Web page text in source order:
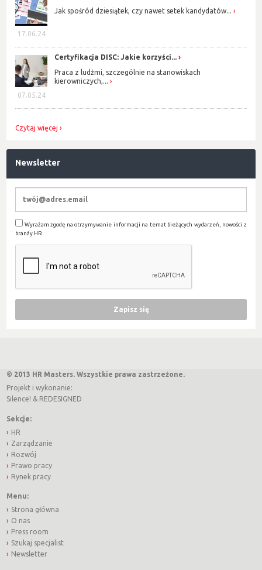
17.06.24
Jak spośród dziesiątek, czy nawet setek kandydatów...
07.05.24
Certyfikacja DISC: Jakie korzyści...
Praca z ludźmi, szczególnie na stanowiskach
kierowniczych,...
Czytaj więcej
Newsletter
Wyrażam zgodę na otrzymywanie informacji na temat bieżących wydarzeń, nowości z
branży HR
© 2013 HR Masters. Wszystkie prawa zastrzeżone.
Projekt i wykonanie:
Silence! & REDESIGNED
Sekcje:
HR
Zarządzanie
Rozwój
Prawo pracy
Rynek pracy
Menu:
Strona główna
O nas
Press room
Szukaj specjalist
Newsletter